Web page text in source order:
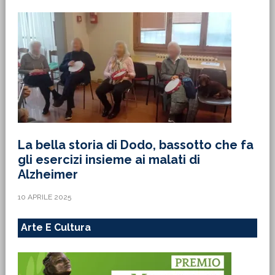
La bella storia di Dodo, bassotto che fa
gli esercizi insieme ai malati di
Alzheimer
10 APRILE 2025
Arte E Cultura